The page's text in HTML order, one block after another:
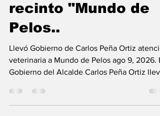
tu Refugio" al
recinto "Mundo de
Pelos..
Llevó Gobierno de Carlos Peña Ortiz
Gobierno del Alcalde Carlos Peña Ortiz llevó
la Brigada Médica "Patitas Seguras en tu